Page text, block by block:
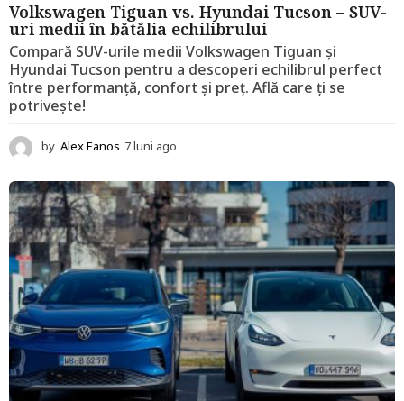
Volkswagen Tiguan vs. Hyundai Tucson – SUV-
uri medii în bătălia echilibrului
Compară SUV-urile medii Volkswagen Tiguan și
Hyundai Tucson pentru a descoperi echilibrul perfect
între performanță, confort și preț. Află care ți se
potrivește!
by Alex Eanos 7 luni ago
l
u
n
i
a
g
o